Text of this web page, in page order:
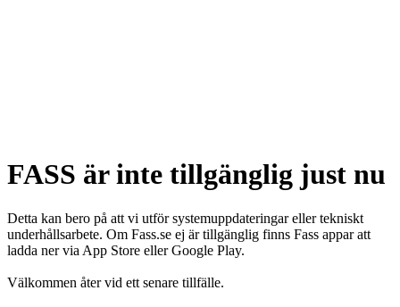
FASS är inte tillgänglig just nu
Detta kan bero på att vi utför systemuppdateringar eller tekniskt
underhållsarbete. Om Fass.se ej är tillgänglig finns Fass appar att
ladda ner via App Store eller Google Play.
Välkommen åter vid ett senare tillfälle.